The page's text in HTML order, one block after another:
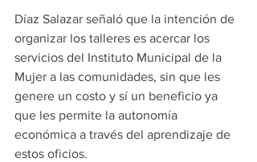
Díaz Salazar señaló que la intención de
organizar los talleres es acercar los
servicios del Instituto Municipal de la
Mujer a las comunidades, sin que les
genere un costo y sí un beneficio ya
que les permite la autonomía
económica a través del aprendizaje de
estos oficios.